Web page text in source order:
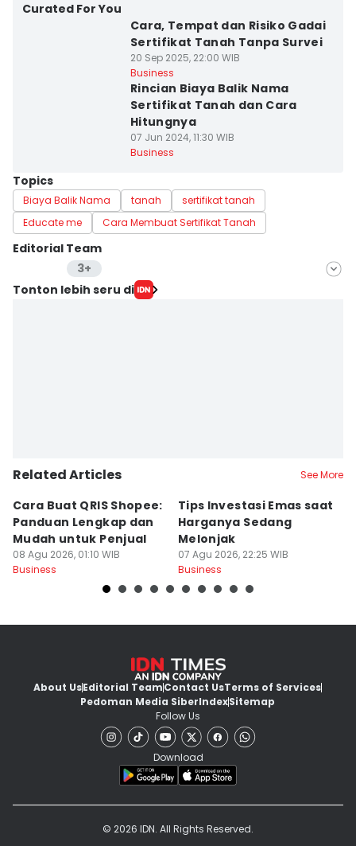
Curated For You
Cara, Tempat dan Risiko Gadai
Sertifikat Tanah Tanpa Survei
20 Sep 2025, 22:00 WIB
Business
Rincian Biaya Balik Nama
Sertifikat Tanah dan Cara
Hitungnya
07 Jun 2024, 11:30 WIB
Business
Topics
Biaya Balik Nama tanah
sertifikat tanah
Educate me
Cara Membuat Sertifikat Tanah
Editorial Team
3+
Editor
Tonton lebih seru di
Related Articles See More
Cara Buat QRIS Shopee:
Panduan Lengkap dan
Mudah untuk Penjual
08 Agu 2026, 01:10 WIB
Business
Tips Investasi Emas saat
Harganya Sedang
Melonjak
07 Agu 2026, 22:25 WIB
Business
About UsEditorial TeamContact UsTerms of Services
Pedoman Media SiberIndexSitemap
Follow Us
Download
© 2026 IDN. All Rights Reserved.